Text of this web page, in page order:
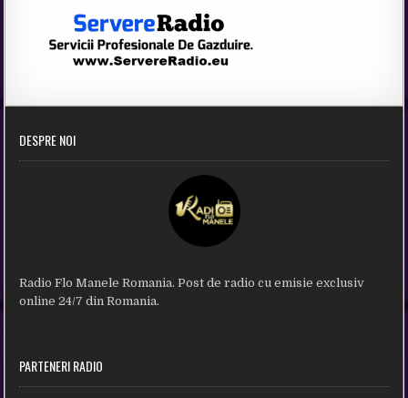
DESPRE NOI
Radio Flo Manele Romania. Post de radio cu emisie exclusiv
online 24/7 din Romania.
PARTENERI RADIO